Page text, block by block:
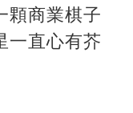
顆商業棋子
一直心有芥